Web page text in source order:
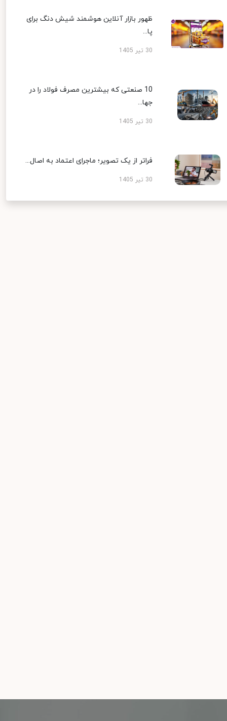
ظهور بازار آنلاین هوشمند شیش دنگ برای
پا...
30 تیر 1405
10 صنعتی که بیشترین مصرف فولاد را در
جها...
30 تیر 1405
فراتر از یک تصویر؛ ماجرای اعتماد به اصال...
30 تیر 1405